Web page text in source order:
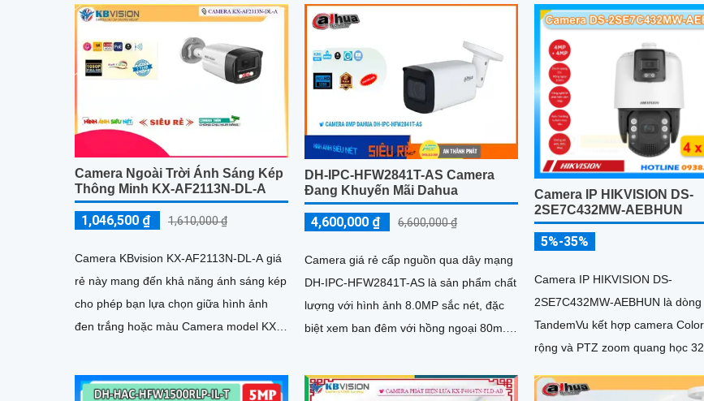
camera giúp bạn theo dõi mọi góc cạnh
Camera Ngoài Trời Ánh Sáng Kép
Thông Minh KX-AF2113N-DL-A
1,046,500 ₫ 1,610,000 ₫
Camera KBvision KX-AF2113N-DL-A giá
rẻ này mang đến khả năng ánh sáng kép
cho phép bạn lựa chọn giữa hình ảnh
đen trắng hoặc màu Camera model KX-
DH-IPC-HFW2841T-AS Camera
Đang Khuyến Mãi Dahua
4,600,000 ₫ 6,600,000 ₫
Camera giá rẻ cấp nguồn qua dây mạng
DH-IPC-HFW2841T-AS là sản phẩm chất
lượng với hình ảnh 8.0MP sắc nét, đặc
biệt xem ban đêm với hồng ngoại 80m.
Camera IP HIKVISION DS-
2SE7C432MW-AEBHUN
5%-35%
Camera IP HIKVISION DS-
2SE7C432MW-AEBHUN là dòng
TandemVu kết hợp camera
rộng và PTZ zoom quang học
hồng ngoại 200m chuẩn nén H